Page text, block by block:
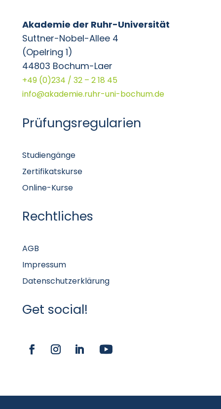
Akademie der Ruhr-Universität
Suttner-Nobel-Allee 4
(Opelring 1)
44803 Bochum-Laer
+49 (0)234 / 32 – 2 18 45
info@akademie.ruhr-uni-bochum.de
Prüfungsregularien
Studiengänge
Zertifikatskurse
Online-Kurse
Rechtliches
AGB
Impressum
Datenschutzerklärung
Get social!